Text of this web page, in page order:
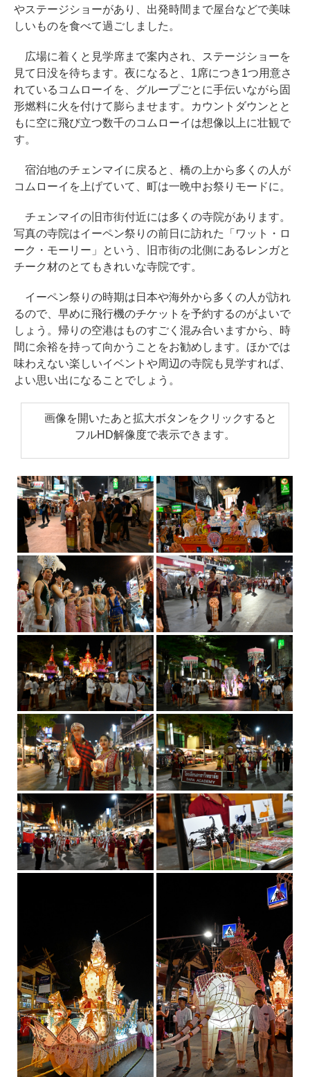
やステージショーがあり、出発時間まで屋台などで美味
しいものを食べて過ごしました。
広場に着くと見学席まで案内され、ステージショーを
見て日没を待ちます。夜になると、1席につき1つ用意さ
れているコムローイを、グループごとに手伝いながら固
形燃料に火を付けて膨らませます。カウントダウンとと
もに空に飛び立つ数千のコムローイは想像以上に壮観で
す。
宿泊地のチェンマイに戻ると、橋の上から多くの人が
コムローイを上げていて、町は一晩中お祭りモードに。
チェンマイの旧市街付近には多くの寺院があります。
写真の寺院はイーペン祭りの前日に訪れた「ワット・ロ
ーク・モーリー」という、旧市街の北側にあるレンガと
チーク材のとてもきれいな寺院です。
イーペン祭りの時期は日本や海外から多くの人が訪れ
るので、早めに飛行機のチケットを予約するのがよいで
しょう。帰りの空港はものすごく混み合いますから、時
間に余裕を持って向かうことをお勧めします。ほかでは
味わえない楽しいイベントや周辺の寺院も見学すれば、
よい思い出になることでしょう。
画像を開いたあと拡大ボタンをクリックすると
フルHD解像度で表示できます。